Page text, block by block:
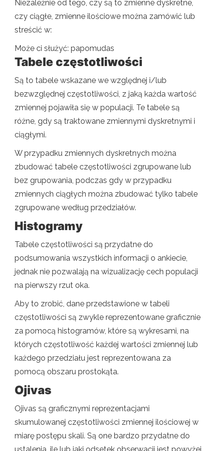
Niezależnie od tego, czy są to zmienne dyskretne,
czy ciągłe, zmienne ilościowe można zamówić lub
streścić w:
Może ci służyć: papomudas
Tabele częstotliwości
Są to tabele wskazane we względnej i/lub
bezwzględnej częstotliwości, z jaką każda wartość
zmiennej pojawiła się w populacji. Te tabele są
różne, gdy są traktowane zmiennymi dyskretnymi i
ciągłymi.
W przypadku zmiennych dyskretnych można
zbudować tabele częstotliwości zgrupowane lub
bez grupowania, podczas gdy w przypadku
zmiennych ciągłych można zbudować tylko tabele
zgrupowane według przedziałów.
Histogramy
Tabele częstotliwości są przydatne do
podsumowania wszystkich informacji o ankiecie,
jednak nie pozwalają na wizualizację cech populacji
na pierwszy rzut oka.
Aby to zrobić, dane przedstawione w tabeli
częstotliwości są zwykle reprezentowane graficznie
za pomocą histogramów, które są wykresami, na
których częstotliwość każdej wartości zmiennej lub
każdego przedziału jest reprezentowana za
pomocą obszaru prostokąta.
Ojivas
Ojivas są graficznymi reprezentacjami
skumulowanej częstotliwości zmiennej ilościowej w
miarę postępu skali. Są one bardzo przydatne do